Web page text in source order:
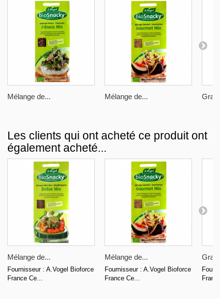
Mélange de... Mélange de...
Les clients qui ont acheté ce produit ont
également acheté...
Mélange de...
Fournisseur : A.Vogel Bioforce
France Ce...
Mélange de...
Fournisseur : A.Vogel Bioforce
France Ce...